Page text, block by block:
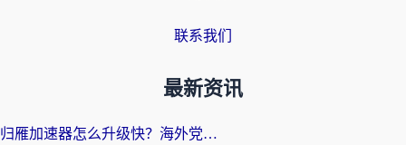
联系我们
最新资讯
归雁加速器怎么升级快？海外党无缝访问国内资源的全攻略（附免费VPN推荐Dcard热门款）